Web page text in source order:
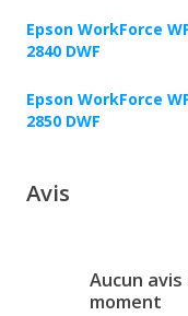
Epson WorkForce
2840 DWF
Epson WorkForce
2850 DWF
Avis
Aucun
moment